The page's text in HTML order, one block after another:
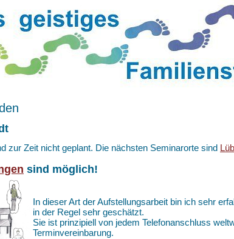
zur Zeit nicht geplant. Die nächsten Seminarorte sind
sind möglich!
In dieser Art der Aufstellungsarbeit bin ich sehr
in der Regel sehr geschätzt.
Sie ist prinzipiell von jedem Telefonanschluss
Terminvereinbarung.